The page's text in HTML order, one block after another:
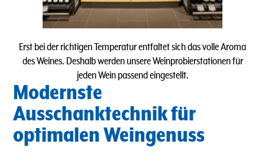
Erst bei der richtigen Temperatur entfaltet sich das volle Aroma
des Weines. Deshalb werden unsere Weinprobierstationen für
jeden Wein passend eingestellt.
Modernste
Ausschanktechnik für
optimalen Weingenuss